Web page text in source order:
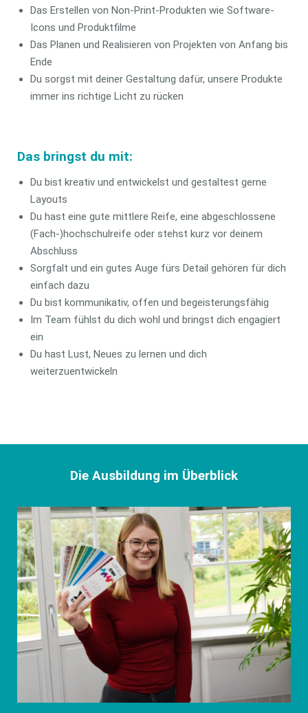
Das Erstellen von Non-Print-Produkten wie Software-
Icons und Produktfilme
Das Planen und Realisieren von Projekten von Anfang bis
Ende
Du sorgst mit deiner Gestaltung dafür, unsere Produkte
immer ins richtige Licht zu rücken
Das bringst du mit:
Du bist kreativ und entwickelst und gestaltest gerne
Layouts
Du hast eine gute mittlere Reife, eine abgeschlossene
(Fach-)hochschulreife oder stehst kurz vor deinem
Abschluss
Sorgfalt und ein gutes Auge fürs Detail gehören für dich
einfach dazu
Du bist kommunikativ, offen und begeisterungsfähig
Im Team fühlst du dich wohl und bringst dich engagiert
ein
Du hast Lust, Neues zu lernen und dich
weiterzuentwickeln
Die Ausbildung im Überblick